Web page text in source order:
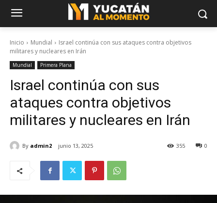
Inicio Mundial
Israel continúa con sus ataques contra objetivos
militares y nucleares en Irán
Mundial Primera Plana
Israel continúa con sus
ataques contra objetivos
militares y nucleares en Irán
By admin2 junio 13, 2025 0
355